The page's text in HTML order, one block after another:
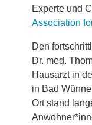
Experte und
Association
Den
Dr. med.
Hausarzt in
in Bad
Ort stand